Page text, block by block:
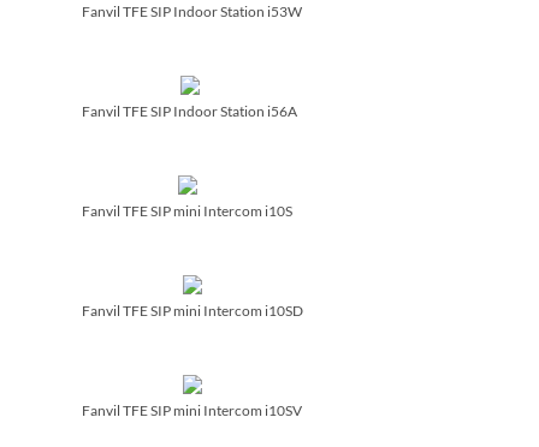
Fanvil TFE SIP Indoor Station i53W
Fanvil TFE SIP Indoor Station i56A
Fanvil TFE SIP mini Intercom i10S
Fanvil TFE SIP mini Intercom i10SD
Fanvil TFE SIP mini Intercom i10SV